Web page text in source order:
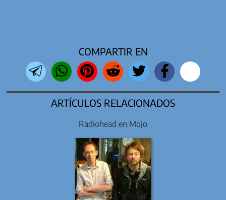
COMPARTIR EN
ARTÍCULOS RELACIONADOS
Radiohead en Mojo